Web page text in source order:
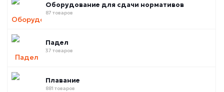
Оборудование для сдачи нормативов
87 товаров
Падел
37 товаров
Плавание
881 товаров